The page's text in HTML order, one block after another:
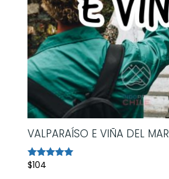
VALPARAÍSO E VIÑA DEL MAR
Avaliação
$104